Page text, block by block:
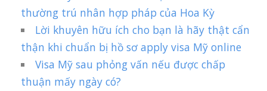
thường trú nhân hợp pháp của Hoa Kỳ
Lời khuyên hữu ích cho bạn là hãy thật cẩn
thận khi chuẩn bị hồ sơ apply visa Mỹ online
Visa Mỹ sau phỏng vấn nếu được chấp
thuận mấy ngày có?